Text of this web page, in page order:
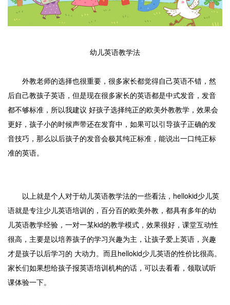
幼儿英语教学法
外教老师的选择也很重要，很多家长都觉得自己英语不错，然
后自己教孩子英语，但是现在很多家长的英语都是中式发音，发音
都不够标准，所以我建议 好孩子选择纯正的欧美外教教学，效果会
更好，孩子小的时候声带还在发育中，如果可以引导孩子正确的发
音技巧，那么以后孩子的发音会极其纯正标准，能说出一口纯正标
准的英语。
以上就是个人对于幼儿英语教学法的一些看法，hellokid少儿英
语就是专注少儿英语培训的，百分百的欧美外教，都具有多年的幼
儿英语教学经验，一对一某kid的教学模式，效果很好，课堂互动性
很高，主要是以培养孩子的学习兴趣为主，让孩子爱上英语，兴趣
才是孩子以后学习的 大动力。而且hellokid少儿英语的性价比很高。
家长们如果想给孩子报英语培训机构的话，可以去看看，领取试听
课体验一下。